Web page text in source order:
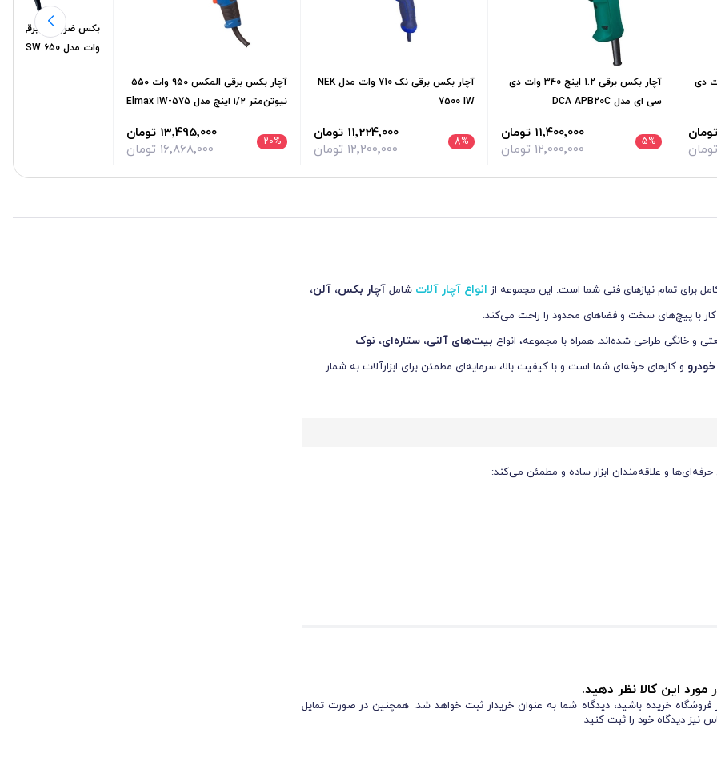
3.4 اینچ 620 وات دی
آچار بکس برقی 1.2 اینچ 340 وات دی
سی ای مدل DCA APB20C
5% 12٬000٬000 تومان
11٬400٬000 تومان
آچار بکس برقی نک 710 وات مدل NEK
7500 IW
8% 12٬200٬000 تومان
11٬224٬000 تومان
آچار بکس برقی المکس ۹۵۰ وات ۵۵۰
نیوتن‌متر ۱/۲ اینچ مدل Elmax IW-575
20% 16٬868٬000 تومان
13٬495٬000 تومان
وات مدل Metabo SSW 650
برای تمام نیازهای فنی شما است. این مجموعه از انواع آچار آلات شامل آچار بکس، آلن،
کار با پیچ‌های سخت و فضاهای محدود را راحت می‌کند.
و خانگی طراحی شده‌اند. همراه با مجموعه، انواع بیت‌های آلنی، ستاره‌ای، نوک
و کارهای حرفه‌ای شما است و با کیفیت بالا، سرمایه‌ای مطمئن برای ابزارآلات به شمار
حرفه‌ای‌ها و علاقه‌مندان ابزار ساده و مطمئن می‌کند:
کسانی است که به کیفیت و دوام اهمیت می‌دهند.
این کالا نظر دهید.
فروشگاه خریده باشید، دیدگاه شما به عنوان خریدار ثبت خواهد شد. همچنین در صورت تمایل
نیز دیدگاه خود را ثبت کنید